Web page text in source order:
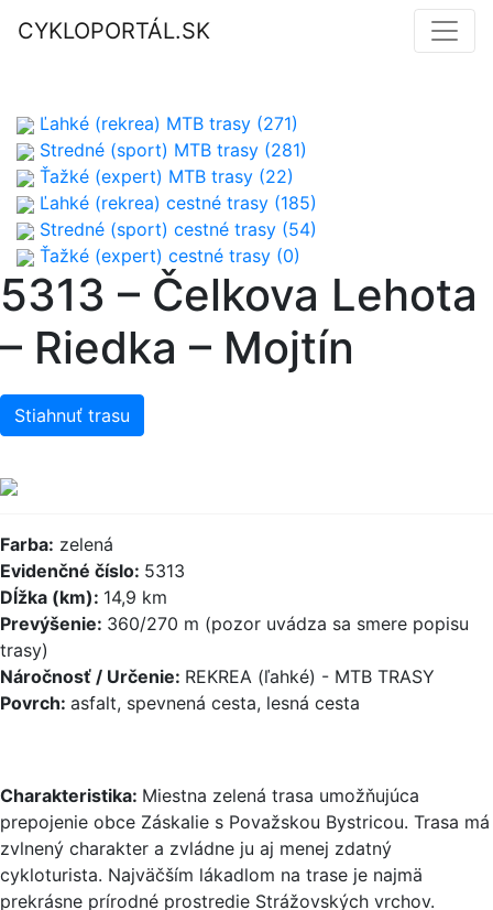
CYKLOPORTÁL.SK
Ľahké (rekrea) MTB trasy (271)
Stredné (sport) MTB trasy (281)
Ťažké (expert) MTB trasy (22)
Ľahké (rekrea) cestné trasy (185)
Stredné (sport) cestné trasy (54)
Ťažké (expert) cestné trasy (0)
5313 – Čelkova Lehota
– Riedka – Mojtín
Stiahnuť trasu
Farba: zelená
Evidenčné číslo: 5313
Dĺžka (km): 14,9 km
Prevýšenie: 360/270 m (pozor uvádza sa smere popisu
trasy)
Náročnosť / Určenie: REKREA (ľahké) - MTB TRASY
Povrch: asfalt, spevnená cesta, lesná cesta
Charakteristika: Miestna zelená trasa umožňujúca
prepojenie obce Záskalie s Považskou Bystricou. Trasa má
zvlnený charakter a zvládne ju aj menej zdatný
cykloturista. Najväčším lákadlom na trase je najmä
prekrásne prírodné prostredie Strážovských vrchov.